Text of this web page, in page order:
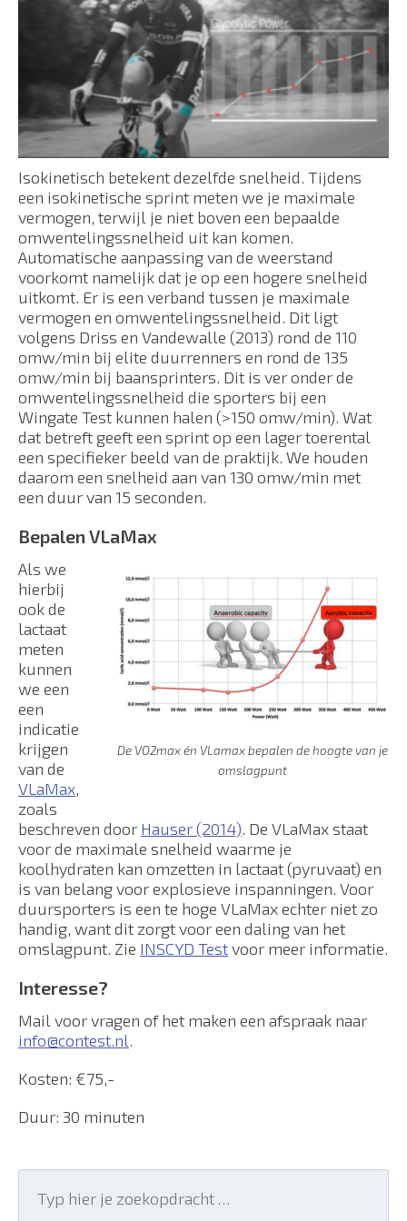
Isokinetisch betekent dezelfde snelheid. Tijdens
een isokinetische sprint meten we je maximale
vermogen, terwijl je niet boven een bepaalde
omwentelingssnelheid uit kan komen.
Automatische aanpassing van de weerstand
voorkomt namelijk dat je op een hogere snelheid
uitkomt. Er is een verband tussen je maximale
vermogen en omwentelingssnelheid. Dit ligt
volgens Driss en Vandewalle (2013) rond de 110
omw/min bij elite duurrenners en rond de 135
omw/min bij baansprinters. Dit is ver onder de
omwentelingssnelheid die sporters bij een
Wingate Test kunnen halen (>150 omw/min). Wat
dat betreft geeft een sprint op een lager toerental
een specifieker beeld van de praktijk. We houden
daarom een snelheid aan van 130 omw/min met
een duur van 15 seconden.
Bepalen VLaMax
De VO2max én VLamax bepalen de hoogte van je
omslagpunt
Als we
hierbij
ook de
lactaat
meten
kunnen
we een
een
indicatie
krijgen
van de
VLaMax,
zoals
beschreven door Hauser (2014). De VLaMax staat
voor de maximale snelheid waarme je
koolhydraten kan omzetten in lactaat (pyruvaat) en
is van belang voor explosieve inspanningen. Voor
duursporters is een te hoge VLaMax echter niet zo
handig, want dit zorgt voor een daling van het
omslagpunt. Zie INSCYD Testvoor meer informatie.
Interesse?
Mail voor vragen of het maken een afspraak naar
info@contest.nl.
Kosten: €75,-
Duur: 30 minuten
for: